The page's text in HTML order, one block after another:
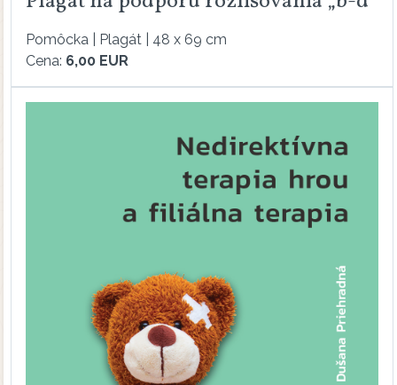
Pomôcka | Plagát | 48 x 69 cm
Cena: 6,00 EUR